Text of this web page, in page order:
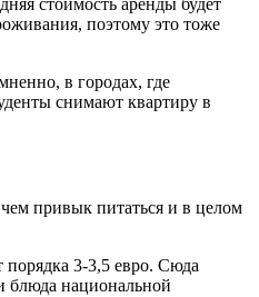
поэтому это тоже
в городах, где
снимают квартиру в
привык питаться и в целом
порядка 3-3,5 евро. Сюда
блюда национальной